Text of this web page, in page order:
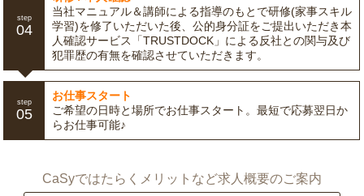
step
04
当社マニュアル＆講師による指導のもとで研修(家事スキル
学習)を修了いただいた後、公的身分証をご提出いただき本
人確認サービス「TRUSTDOCK」による反社との関与及び
犯罪歴の有無を確認させていただきます。
step
05
お仕事スタート
ご希望の日時と場所でお仕事スタート。最短で応募翌日か
らお仕事可能♪
CaSyではたらくメリットなど求人概要のご案内